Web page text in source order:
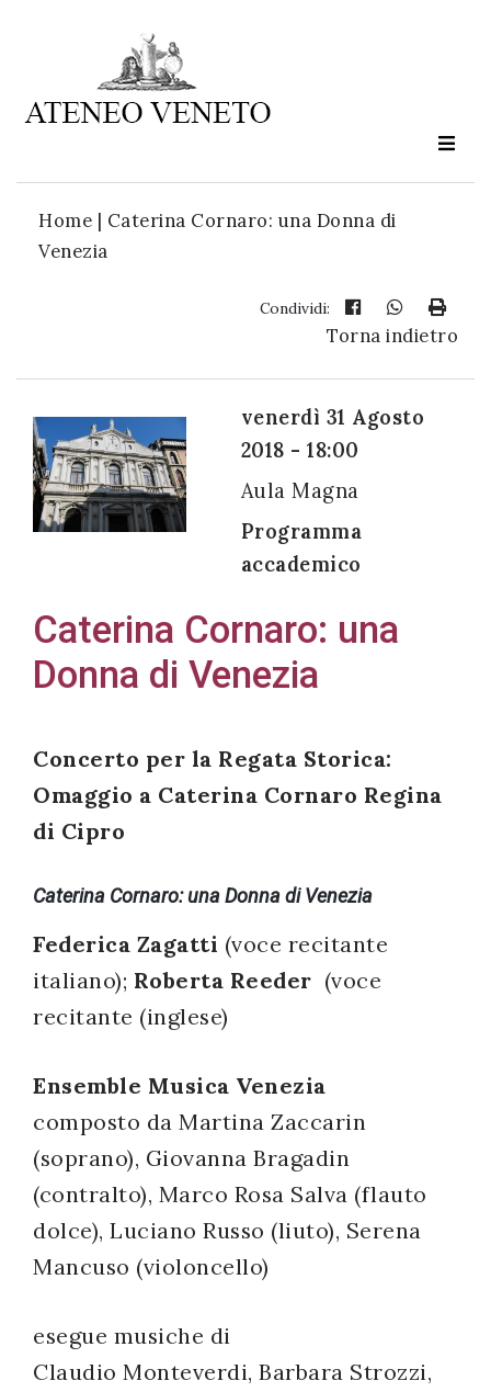
Home | Caterina Cornaro: una Donna di
Venezia
Condividi:
Torna indietro
venerdì 31 Agosto
2018 - 18:00
Aula Magna
Programma
accademico
Caterina Cornaro: una
Donna di Venezia
Concerto per la Regata Storica:
Omaggio a Caterina Cornaro Regina
di Cipro
Caterina Cornaro: una Donna di Venezia
Federica Zagatti (voce recitante
italiano); Roberta Reeder (voce
recitante (inglese)
Ensemble Musica Venezia
composto da Martina Zaccarin
(soprano), Giovanna Bragadin
(contralto), Marco Rosa Salva (flauto
dolce), Luciano Russo (liuto), Serena
Mancuso (violoncello)
esegue musiche di
Claudio Monteverdi, Barbara Strozzi,
Ateneo
è
cultura
Acconsento
all'uso dei
miei dati
con il
decreto
legislativo
Registrazione
avvenuta con
successo!